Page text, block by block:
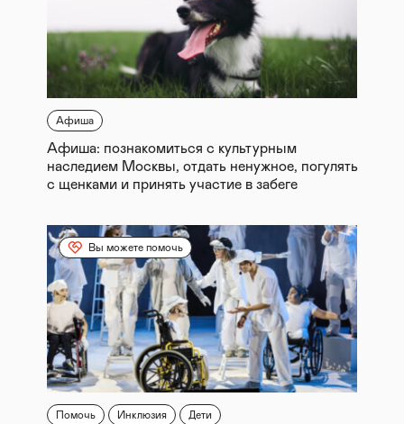
Афиша
Афиша: познакомиться с культурным
наследием Москвы, отдать ненужное, погулять
с щенками и принять участие в забеге
Вы можете помочь
Помочь Инклюзия Дети